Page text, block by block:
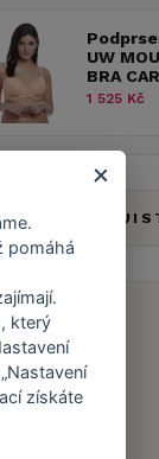
UW
BRA
1 525 Kč
účet
pomáhá
který
získáte